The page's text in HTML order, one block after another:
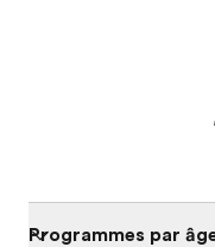
Programmes par